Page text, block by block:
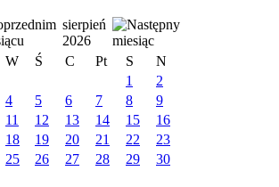
sierpień
2026
W Ś C Pt S
N
1
2
4 5 6 7 8
9
11 12 13 14 15
16
18 19 20 21 22
23
25 26 27 28 29
30